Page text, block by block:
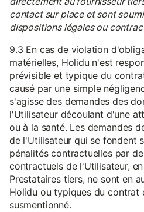
contact sur place et sont
dispositions légales ou
9.3 En cas de violation
matérielles, Holidu n'est
prévisible et typique du
causé par une simple
s'agisse des demandes des
l'Utilisateur découlant d'une
ou à la santé. Les demandes
de l'Utilisateur qui se fondent
pénalités contractuelles par
contractuels de l'Utilisateur,
Prestataires tiers, ne sont en
Holidu ou typiques du contrat
susmentionné.